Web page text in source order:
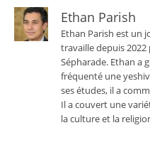
Ethan Parish
Ethan Parish est un
travaille depuis
Sépharade. Ethan a
fréquenté une
ses études, il a
Il a couvert une
la culture et la